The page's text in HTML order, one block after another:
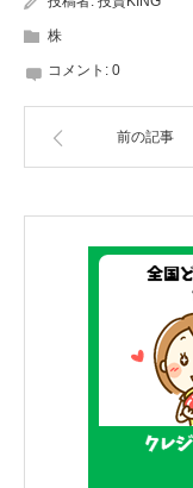
株
コメント: 0
前の記事